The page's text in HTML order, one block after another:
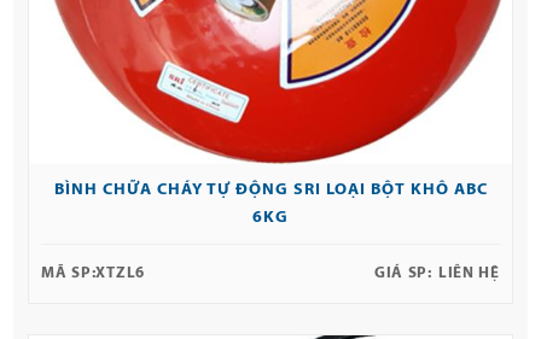
BÌNH CHỮA CHÁY TỰ ĐỘNG SRI LOẠI BỘT KHÔ ABC
6KG
MÃ SP:XTZL6 GIÁ SP: LIÊN HỆ